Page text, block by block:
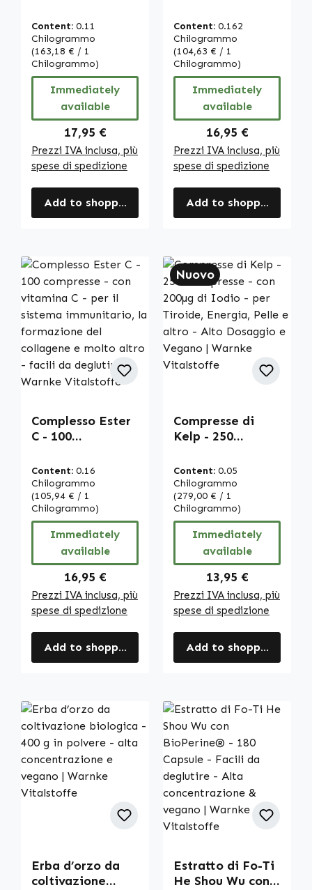
per la
formazione del
collagene,
sistema
immunitario e
altro | Warnke
Vitalstoffe
Content: 0.11
Chilogrammo
(163,18 € / 1
Chilogrammo)
Immediately
available
Regular price:
17,95 €
Prezzi IVA inclusa, più
spese di spedizione
Add to shopping cart
ialuronico e
vitamina C - per
la normale
formazione del
collagene, il
immunitario e
altro | Warnke
Vitalstoffe
Content: 0.162
Chilogrammo
(104,63 € / 1
Chilogrammo)
Immediately
available
Regular price:
16,95 €
Prezzi IVA inclusa, più
spese di spedizione
Add to shopping cart
Complesso Ester
C - 100
vitamina C - per
il sistema
immunitario, la
formazione del
collagene e
molto altro -
facili da
deglutire |
Warnke
Vitalstoffe
Content: 0.16
Chilogrammo
(105,94 € / 1
Chilogrammo)
Immediately
available
Regular price:
16,95 €
Prezzi IVA inclusa, più
spese di spedizione
Add to shopping cart
Nuovo
Compresse di
Kelp - 250
200µg di Iodio -
per Tiroide,
Energia, Pelle e
altro - Alto
Dosaggio e
Vegano | Warnke
Vitalstoffe
Content: 0.05
Chilogrammo
(279,00 € / 1
Chilogrammo)
Immediately
available
Regular price:
13,95 €
Prezzi IVA inclusa, più
spese di spedizione
Add to shopping cart
Erba d’orzo da
coltivazione
Estratto di Fo-Ti
He Shou Wu con